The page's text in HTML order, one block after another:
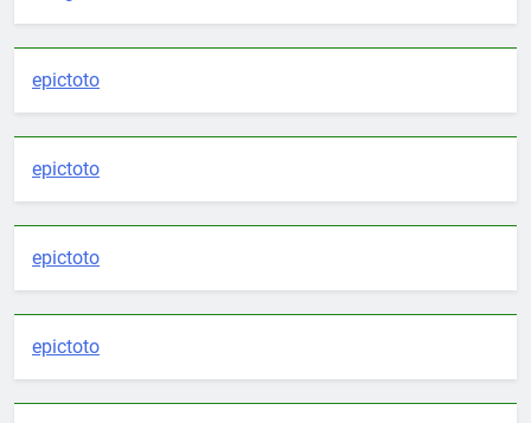
epictoto
epictoto
epictoto
epictoto